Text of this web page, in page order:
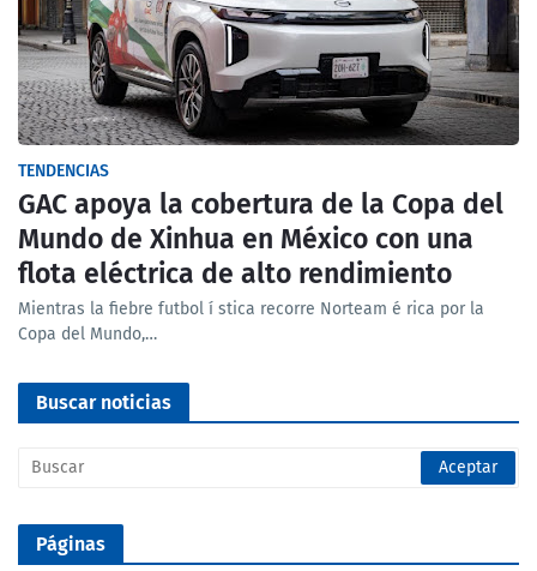
TENDENCIAS
GAC apoya la cobertura de la Copa del
Mundo de Xinhua en México con una
flota eléctrica de alto rendimiento
Mientras la fiebre futbol í stica recorre Norteam é rica por la
Copa del Mundo,…
Buscar noticias
Páginas